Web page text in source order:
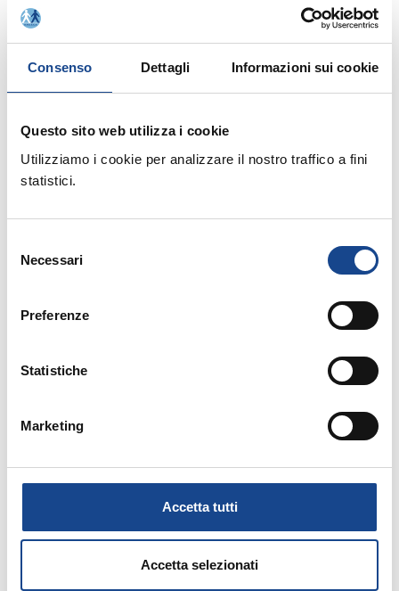
Consenso Dettagli Informazioni sui cookie
Questo sito web utilizza i cookie
Utilizziamo i cookie per analizzare il nostro traffico a fini
statistici.
delNecessari
Preferenze
Statistiche
Marketing
Accetta tutti
Accetta selezionati
professionale
CASTEL SAN PIETRO TERME (BO) -
professionale
La cittadinanza italiana dopo la legge